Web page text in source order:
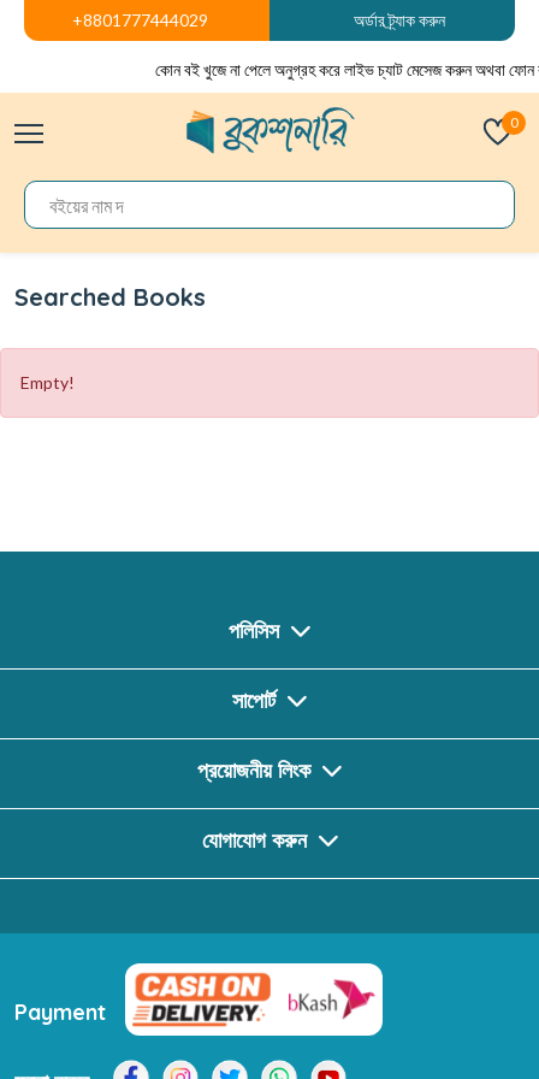
+8801777444029 অর্ডার ট্র্যাক করুন
কোন বই খুজে না পেলে অনুগ্রহ করে লাইভ চ্যাট মেসেজ করুন অথবা ফোন
0
Searched Books
Empty!
পলিসিস
সাপোর্ট
প্রয়োজনীয় লিংক
যোগাযোগ করুন
Payment